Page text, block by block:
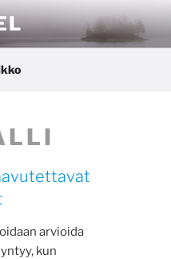
arvioida
kun